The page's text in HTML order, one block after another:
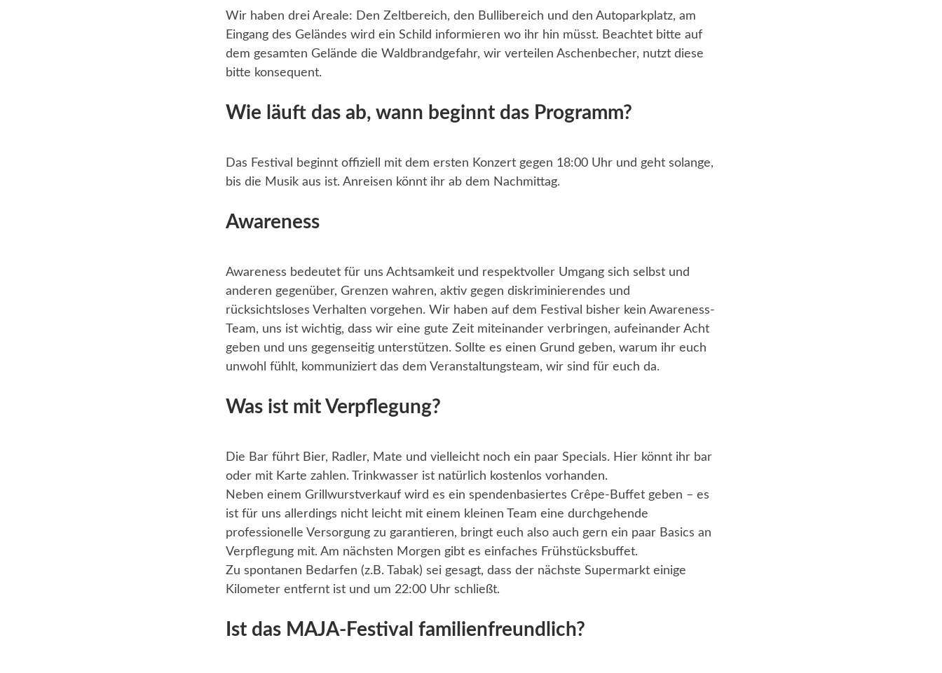
Wir haben drei Areale: Den Zeltbereich, den Bullibereich und den Autoparkplatz, am
Eingang des Geländes wird ein Schild informieren wo ihr hin müsst. Beachtet bitte auf
dem gesamten Gelände die Waldbrandgefahr, wir verteilen Aschenbecher, nutzt diese
bitte konsequent.
Wie läuft das ab, wann beginnt das Programm?
Das Festival beginnt offiziell mit dem ersten Konzert gegen 18:00 Uhr und geht solange,
bis die Musik aus ist. Anreisen könnt ihr ab dem Nachmittag.
Awareness
Awareness bedeutet für uns Achtsamkeit und respektvoller Umgang sich selbst und
anderen gegenüber, Grenzen wahren, aktiv gegen diskriminierendes und
rücksichtsloses Verhalten vorgehen. Wir haben auf dem Festival bisher kein Awareness-
Team, uns ist wichtig, dass wir eine gute Zeit miteinander verbringen, aufeinander Acht
geben und uns gegenseitig unterstützen. Sollte es einen Grund geben, warum ihr euch
unwohl fühlt, kommuniziert das dem Veranstaltungsteam, wir sind für euch da.
Was ist mit Verpflegung?
Die Bar führt Bier, Radler, Mate und vielleicht noch ein paar Specials. Hier könnt ihr bar
oder mit Karte zahlen. Trinkwasser ist natürlich kostenlos vorhanden.
Neben einem Grillwurstverkauf wird es ein spendenbasiertes Crêpe-Buffet geben – es
ist für uns allerdings nicht leicht mit einem kleinen Team eine durchgehende
professionelle Versorgung zu garantieren, bringt euch also auch gern ein paar Basics an
Verpflegung mit. Am nächsten Morgen gibt es einfaches Frühstücksbuffet.
Zu spontanen Bedarfen (z.B. Tabak) sei gesagt, dass der nächste Supermarkt einige
Kilometer entfernt ist und um 22:00 Uhr schließt.
Ist das MAJA-Festival familienfreundlich?